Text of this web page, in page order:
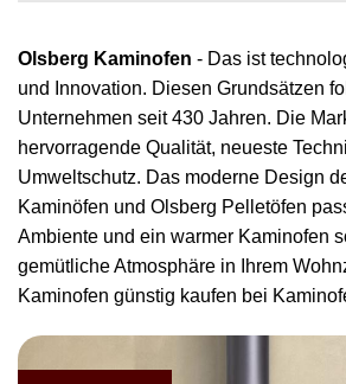
Olsberg Kaminofen - Das ist
und Innovation. Diesen Grundsätzen
Unternehmen seit 430 Jahren. Die
hervorragende Qualität, neueste
Umweltschutz. Das moderne Design
Kaminöfen und Olsberg Pelletöfen
Ambiente und ein warmer Kaminofen
gemütliche Atmosphäre in Ihrem
Kaminofen günstig kaufen bei